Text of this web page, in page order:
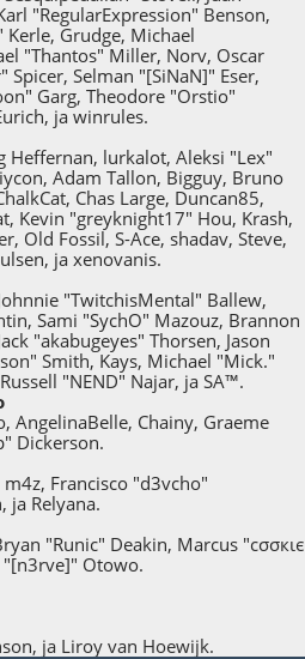
"RegularExpression" Benson,
Grudge, Michael
"Thantos" Miller, Norv, Oscar
Selman "[SiNaN]" Eser,
Garg, Theodore "Orstio"
ja winrules.
Heffernan, lurkalot, Aleksi "Lex"
Adam Tallon, Bigguy, Bruno
Chas Large, Duncan85,
Kevin "greyknight17" Hou, Krash,
Old Fossil, S-Ace, shadav, Steve,
ja xenovanis.
"TwitchisMental" Ballew,
Sami "SychO" Mazouz, Brannon
"akabugeyes" Thorsen, Jason
Smith, Kays, Michael "Mick."
"NEND" Najar, ja SA™.
AngelinaBelle, Chainy, Graeme
Dickerson.
Francisco "d3vcho"
ja Relyana.
"Runic" Deakin, Marcus "cσσкιє
"[n3rve]" Otowo.
ja Liroy van Hoewijk.